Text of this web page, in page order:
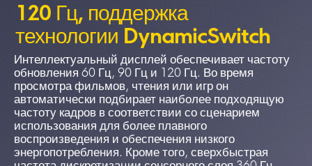
120 Гц, поддержка
технологии DynamicSwitch
Интеллектуальный дисплей обеспечивает частоту
обновления 60 Гц, 90 Гц и 120 Гц. Во время
просмотра фильмов, чтения или игр он
автоматически подбирает наиболее подходящую
частоту кадров в соответствии со сценарием
использования для более плавного
воспроизведения и обеспечения низкого
энергопотребления. Кроме того, сверхбыстрая